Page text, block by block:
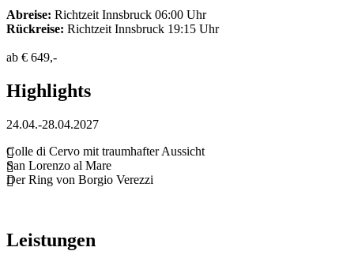
Abreise: Richtzeit Innsbruck 06:00 Uhr
Rückreise: Richtzeit Innsbruck 19:15 Uhr
ab € 649,-
Highlights
24.04.-28.04.2027
Colle di Cervo mit traumhafter Aussicht
San Lorenzo al Mare
Der Ring von Borgio Verezzi
Leistungen